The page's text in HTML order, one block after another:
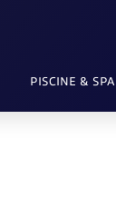
PISCINE & SPA